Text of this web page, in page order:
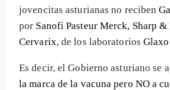
jovencitas asturianas no reciben
por Sanofi Pasteur Merck, Sharp &
Cervarix, de los laboratorios
Es decir, el Gobierno asturiano se
la marca de la vacuna pero NO a